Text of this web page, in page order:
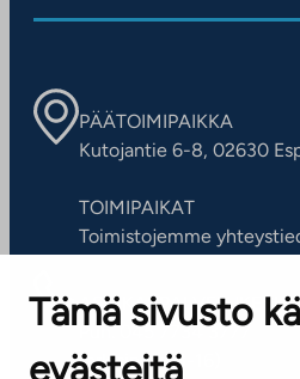
Tämä sivusto
evästeitä
PÄÄTOIMIPAIKKA
Kutojantie 6-8, 02630
TOIMIPAIKAT
Toimistojemme
Puh. 045 7734 3777
(arkisin klo 8-16)